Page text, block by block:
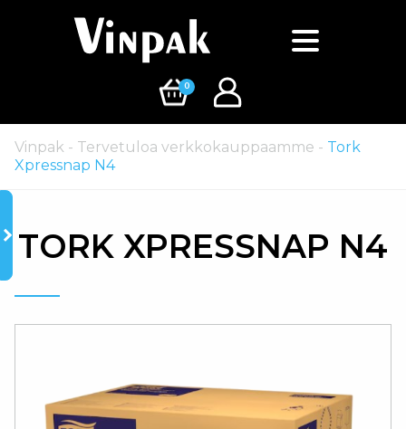
0
Vinpak - Tervetuloa verkkokauppaamme - Tork
Xpressnap N4
TORK XPRESSNAP N4